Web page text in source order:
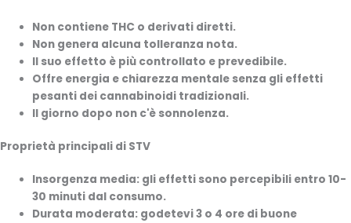
Non contiene THC o derivati diretti.
Non genera alcuna tolleranza nota.
Il suo effetto è più controllato e prevedibile.
Offre energia e chiarezza mentale senza gli effetti
pesanti dei cannabinoidi tradizionali.
Il giorno dopo non c'è sonnolenza.
Proprietà principali di STV
Insorgenza media: gli effetti sono percepibili entro 10-
30 minuti dal consumo.
Durata moderata: godetevi 3 o 4 ore di buone